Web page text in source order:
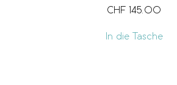
CHF 145.00
In die Tasche